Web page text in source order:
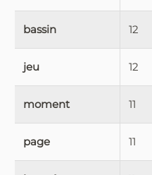
bassin 12
jeu 12
moment 11
page 11